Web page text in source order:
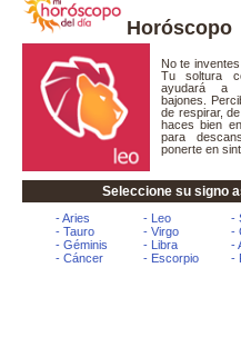
Horóscopo